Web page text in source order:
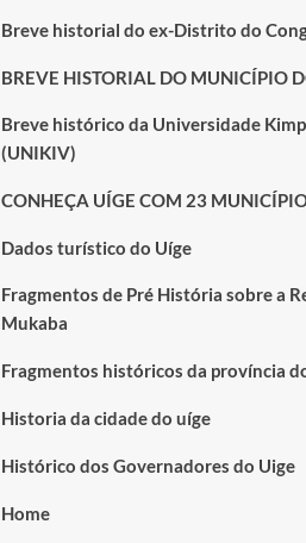
Breve historial do ex-Distrito do
BREVE HISTORIAL DO MUNICÍPIO
Breve histórico da Universidade
(UNIKIV)
CONHEÇA UÍGE COM 23
Dados turístico do Uíge
Fragmentos de Pré História sobre a
Mukaba
Fragmentos históricos da província
Historia da cidade do uíge
Histórico dos Governadores do Uige
Home